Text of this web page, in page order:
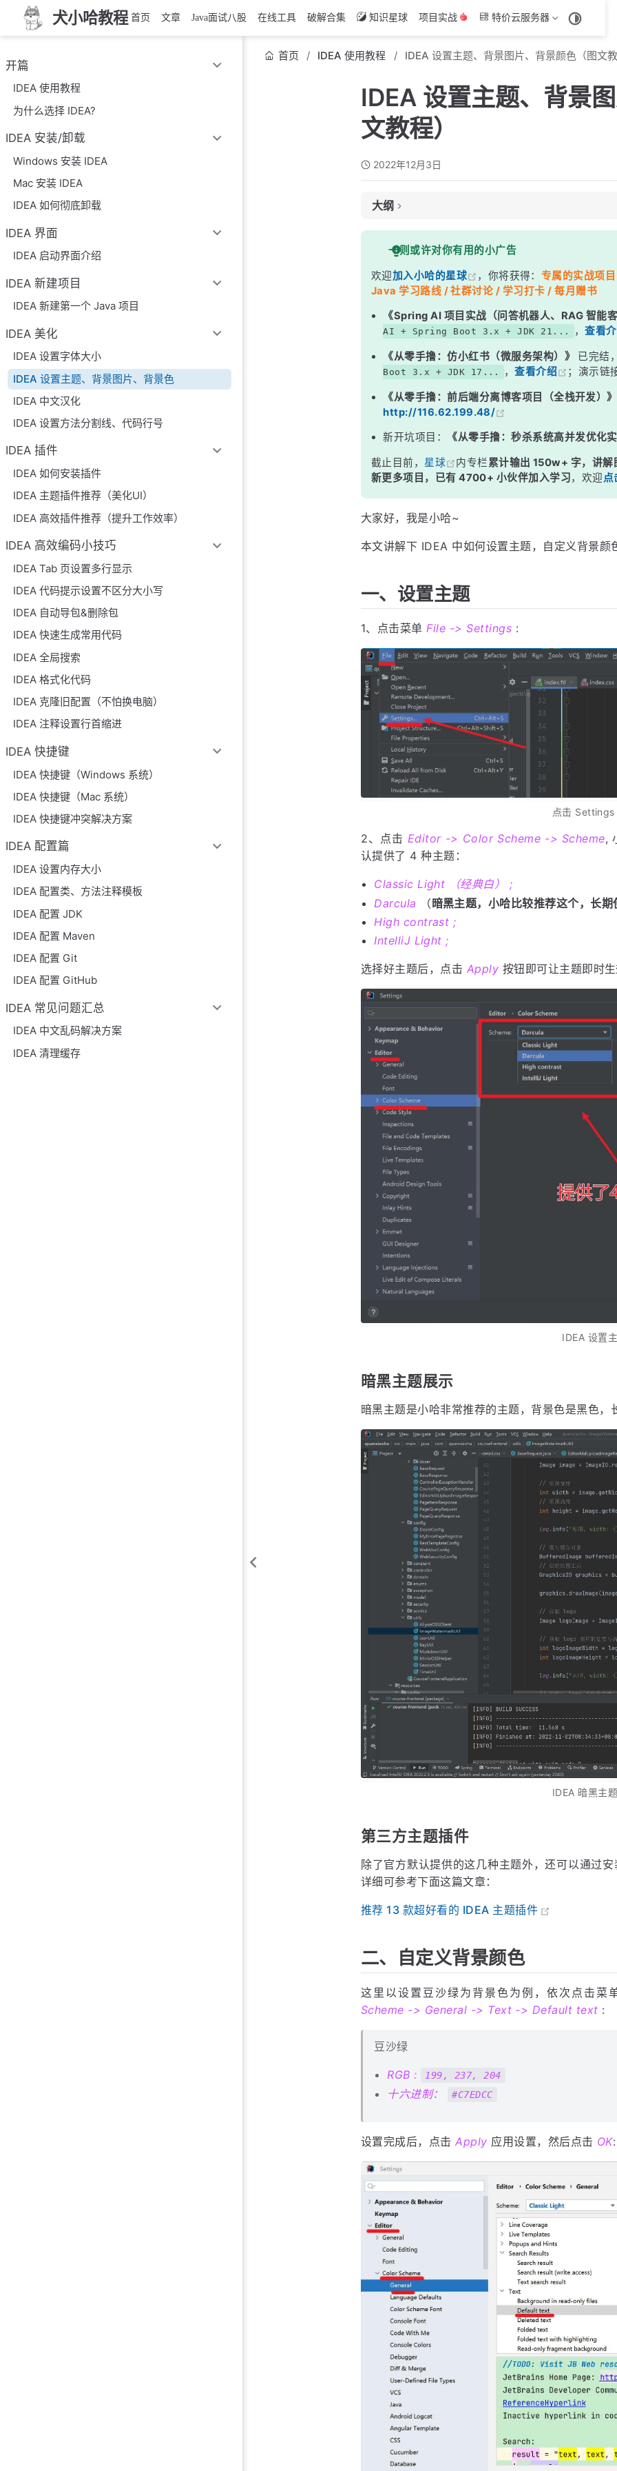
犬小哈教程 首页 文章 Java面试八股 在线工具 破解合集 知识星球 项目实战 特价云服务器
开篇
IDEA 使用教程
为什么选择 IDEA?
IDEA 安装/卸载
Windows 安装 IDEA
Mac 安装 IDEA
IDEA 如何彻底卸载
IDEA 界面
IDEA 启动界面介绍
IDEA 新建项目
IDEA 新建第一个 Java 项目
IDEA 美化
IDEA 设置字体大小
IDEA 设置主题、背景图片、背景色
IDEA 中文汉化
IDEA 设置方法分割线、代码行号
IDEA 插件
IDEA 如何安装插件
IDEA 主题插件推荐（美化UI）
IDEA 高效插件推荐（提升工作效率）
IDEA 高效编码小技巧
IDEA Tab 页设置多行显示
IDEA 代码提示设置不区分大小写
IDEA 自动导包&删除包
IDEA 快速生成常用代码
IDEA 全局搜索
IDEA 格式化代码
IDEA 克隆旧配置（不怕换电脑）
IDEA 注释设置行首缩进
IDEA 快捷键
IDEA 快捷键（Windows 系统）
IDEA 快捷键（Mac 系统）
IDEA 快捷键冲突解决方案
IDEA 配置篇
IDEA 设置内存大小
IDEA 配置类、方法注释模板
IDEA 配置 JDK
IDEA 配置 Maven
IDEA 配置 Git
IDEA 配置 GitHub
IDEA 常见问题汇总
IDEA 中文乱码解决方案
IDEA 清理缓存
首页 IDEA 使用教程 IDEA 设置主题、背景图片、背景颜色（图文
IDEA 设置主题、背景
文教程）
2022年12月3日
大纲
一、设置主题
暗黑主题展示
第三方主题插件
三、设置背景图片
一则或许对你有用的小广告
欢迎加入小哈的星球 ，你将获得： 专属的实战项
Java 学习路线 / 社群讨论 / 学习打卡 / 每月赠书
《Spring AI 项目实战（问答机器人、RAG 智能
AI + Spring Boot 3.x + JDK 21... ，查看
《从零手撸：仿小红书（微服务架构）》 已完结
Boot 3.x + JDK 17... ，查看介绍 ；演示链
《从零手撸：前后端分离博客项目（全栈开发）》
http://116.62.199.48/
新开坑项目： 《从零手撸：秒杀系统高并发优化
截止目前， 星球 内专栏累计输出 150w+ 字，讲解
新更多项目，已有 4700+ 小伙伴加入学习，欢迎点
大家好，我是小哈~
本文讲解下 IDEA 中如何设置主题，自定义背景颜
一、设置主题
1、点击菜单File -> Settings :
点击 Settings
2、点击 Editor -> Color Scheme -> Scheme,
认提供了 4 种主题：
Classic Light （经典白） ;
Darcula （暗黑主题，小哈比较推荐这个，长
High contrast ;
IntelliJ Light ;
选择好主题后，点击 Apply 按钮即可让主题即时
IDEA 设置
暗黑主题展示
暗黑主题是小哈非常推荐的主题，背景色是黑色
IDEA 暗黑主
第三方主题插件
除了官方默认提供的这几种主题外，还可以通过
详细可参考下面这篇文章：
推荐 13 款超好看的 IDEA 主题插件
二、自定义背景颜色
这里以设置豆沙绿为背景色为例，依次点击菜
Scheme -> General -> Text -> Default text :
豆沙绿
RGB : 199, 237, 204
十六进制： #C7EDCC
设置完成后，点击Apply 应用设置，然后点击 OK: